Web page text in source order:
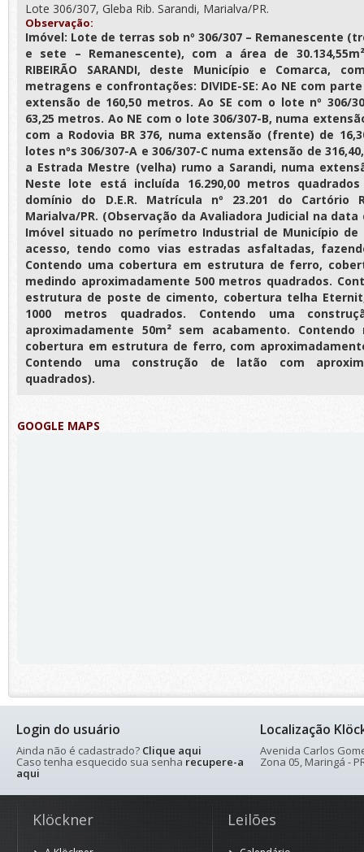
Lote 306/307, Gleba Rib. Sarandi, Marialva/PR.
Observação:
Imóvel: Lote de terras sob nº 306/307 – Remanescente
e sete – Remanescente), com a área de
RIBEIRÃO SARANDI, deste Município e Comarca,
metragens e confrontações: DIVIDE-SE: Ao NE com
extensão de 160,50 metros. Ao SE com o lote nº 306/
63,25 metros. Ao NE com o lote 306/307-B, numa
com a Rodovia BR 376, numa extensão (frente) de
lotes nºs 306/307-A e 306/307-C numa extensão de
a Estrada Mestre (velha) rumo a Sarandi, numa
Neste lote está incluída 16.290,00 metros
domínio do D.E.R. Matrícula nº 23.201 do Cartório
Marialva/PR. (Observação da Avaliadora Judicial na data
Imóvel situado no perímetro Industrial de Município
acesso, tendo como vias estradas asfaltadas,
Contendo uma cobertura em estrutura de ferro,
medindo aproximadamente 500 metros quadrados.
estrutura de poste de cimento, cobertura telha
1000 metros quadrados. Contendo uma
aproximadamente 50m² sem acabamento.
cobertura em estrutura de ferro, com
Contendo uma construção de latão com
quadrados).
GOOGLE MAPS
Login do usuário
Ainda não é cadastrado? Clique aqui
Caso tenha esquecido sua senha recupere-a
aqui
Localização
Avenida Carlos
Zona 05, Maringá -
Klöckner Leilões